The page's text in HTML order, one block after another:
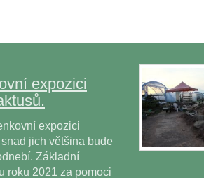
expozici
expozici
jich většina bude
Základní
roku 2021 za pomoci